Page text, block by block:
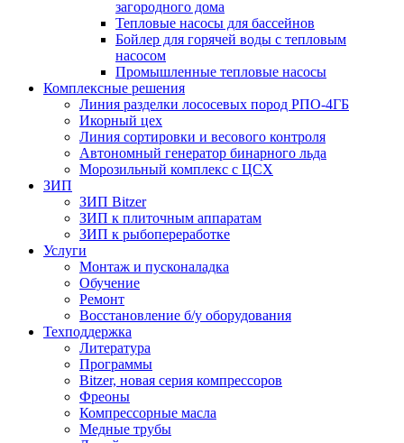
загородного дома
Тепловые насосы для бассейнов
Бойлер для горячей воды с тепловым
насосом
Промышленные тепловые насосы
Комплексные решения
Линия разделки лососевых пород РПО-4ГБ
Икорный цех
Линия сортировки и весового контроля
Автономный генератор бинарного льда
Морозильный комплекс с ЦСХ
ЗИП
ЗИП Bitzer
ЗИП к плиточным аппаратам
ЗИП к рыбопереработке
Услуги
Монтаж и пусконаладка
Обучение
Ремонт
Восстановление б/у оборудования
Техподдержка
Литература
Программы
Bitzer, новая серия компрессоров
Фреоны
Компрессорные масла
Медные трубы